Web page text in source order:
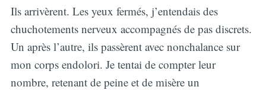
Ils arrivèrent. Les yeux fermés, j’entendais des
chuchotements nerveux accompagnés de pas discrets.
Un après l’autre, ils passèrent avec nonchalance sur
mon corps endolori. Je tentai de compter leur
nombre, retenant de peine et de misère un